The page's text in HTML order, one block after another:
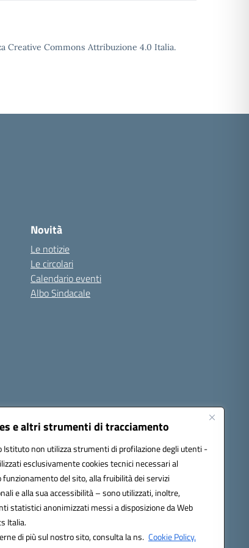
e altri strumenti di tracciamento
Istituto non utilizza strumenti di profilazione degli utenti -
esclusivamente cookies tecnici necessari al
del sito, alla fruibilità dei servizi
e alla sua accessibilità – sono utilizzati, inoltre,
statistici anonimizzati messi a disposizione da Web
Italia.
di più sul nostro sito, consulta la ns. Cookie Policy.
Creative Commons Attribuzione 4.0 Italia.
Novità
Le notizie
Le circolari
Calendario eventi
Albo Sindacale